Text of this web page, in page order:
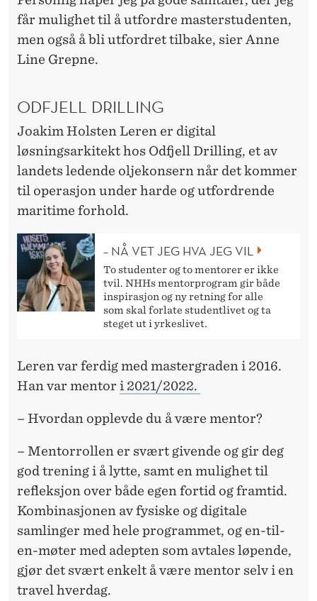
får mulighet til å utfordre masterstudenten,
men også å bli utfordret tilbake, sier Anne
Line Grepne.
ODFJELL DRILLING
Joakim Holsten Leren er digital
løsningsarkitekt hos Odfjell Drilling, et av
landets ledende oljekonsern når det kommer
til operasjon under harde og utfordrende
maritime forhold.
– NÅ VET JEG HVA JEG VIL
To studenter og to mentorer er ikke
tvil. NHHs mentorprogram gir både
inspirasjon og ny retning for alle
som skal forlate studentlivet og ta
steget ut i yrkeslivet.
Leren var ferdig med mastergraden i 2016.
Han var mentor i 2021/2022.
– Hvordan opplevde du å være mentor?
– Mentorrollen er svært givende og gir deg
god trening i å lytte, samt en mulighet til
refleksjon over både egen fortid og framtid.
Kombinasjonen av fysiske og digitale
samlinger med hele programmet, og en-til-
en-møter med adepten som avtales løpende,
gjør det svært enkelt å være mentor selv i en
travel hverdag.